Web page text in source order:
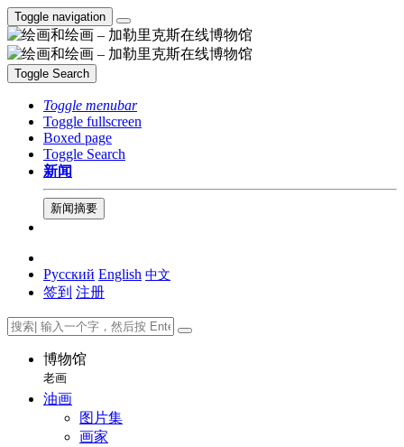
Toggle navigation
Toggle Search
Toggle menubar
Toggle fullscreen
Boxed page
Toggle Search
新闻
新闻摘要
Русский English 中文
签到 注册
博物馆
老画
油画
图片集
画家